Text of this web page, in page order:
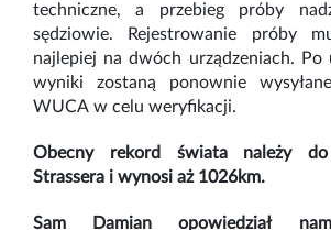
techniczne, a przebieg próby
sędziowie. Rejestrowanie próby
najlepiej na dwóch urządzeniach. Po
wyniki zostaną ponownie
WUCA w celu weryfikacji.
Obecny rekord świata należy do
Strassera i wynosi aż 1026km.
Sam Damian opowiedział